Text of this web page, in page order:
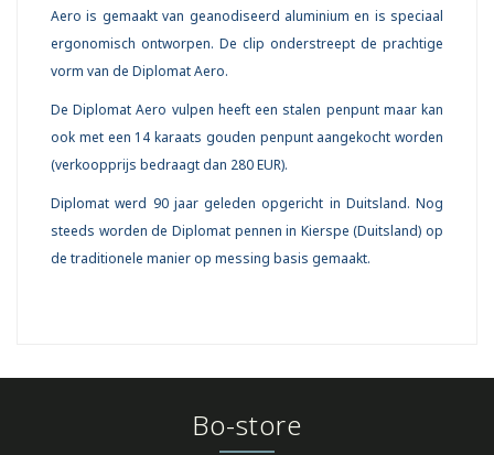
Aero is gemaakt van geanodiseerd aluminium en is speciaal
ergonomisch ontworpen. De clip onderstreept de prachtige
vorm van de Diplomat Aero.
De Diplomat Aero vulpen heeft een stalen penpunt maar kan
ook met een 14 karaats gouden penpunt aangekocht worden
(verkoopprijs bedraagt dan 280 EUR).
Diplomat werd 90 jaar geleden opgericht in Duitsland. Nog
steeds worden de Diplomat pennen in Kierspe (Duitsland) op
de traditionele manier op messing basis gemaakt.
Bo-store